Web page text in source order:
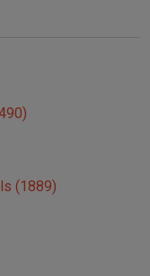
(1889)